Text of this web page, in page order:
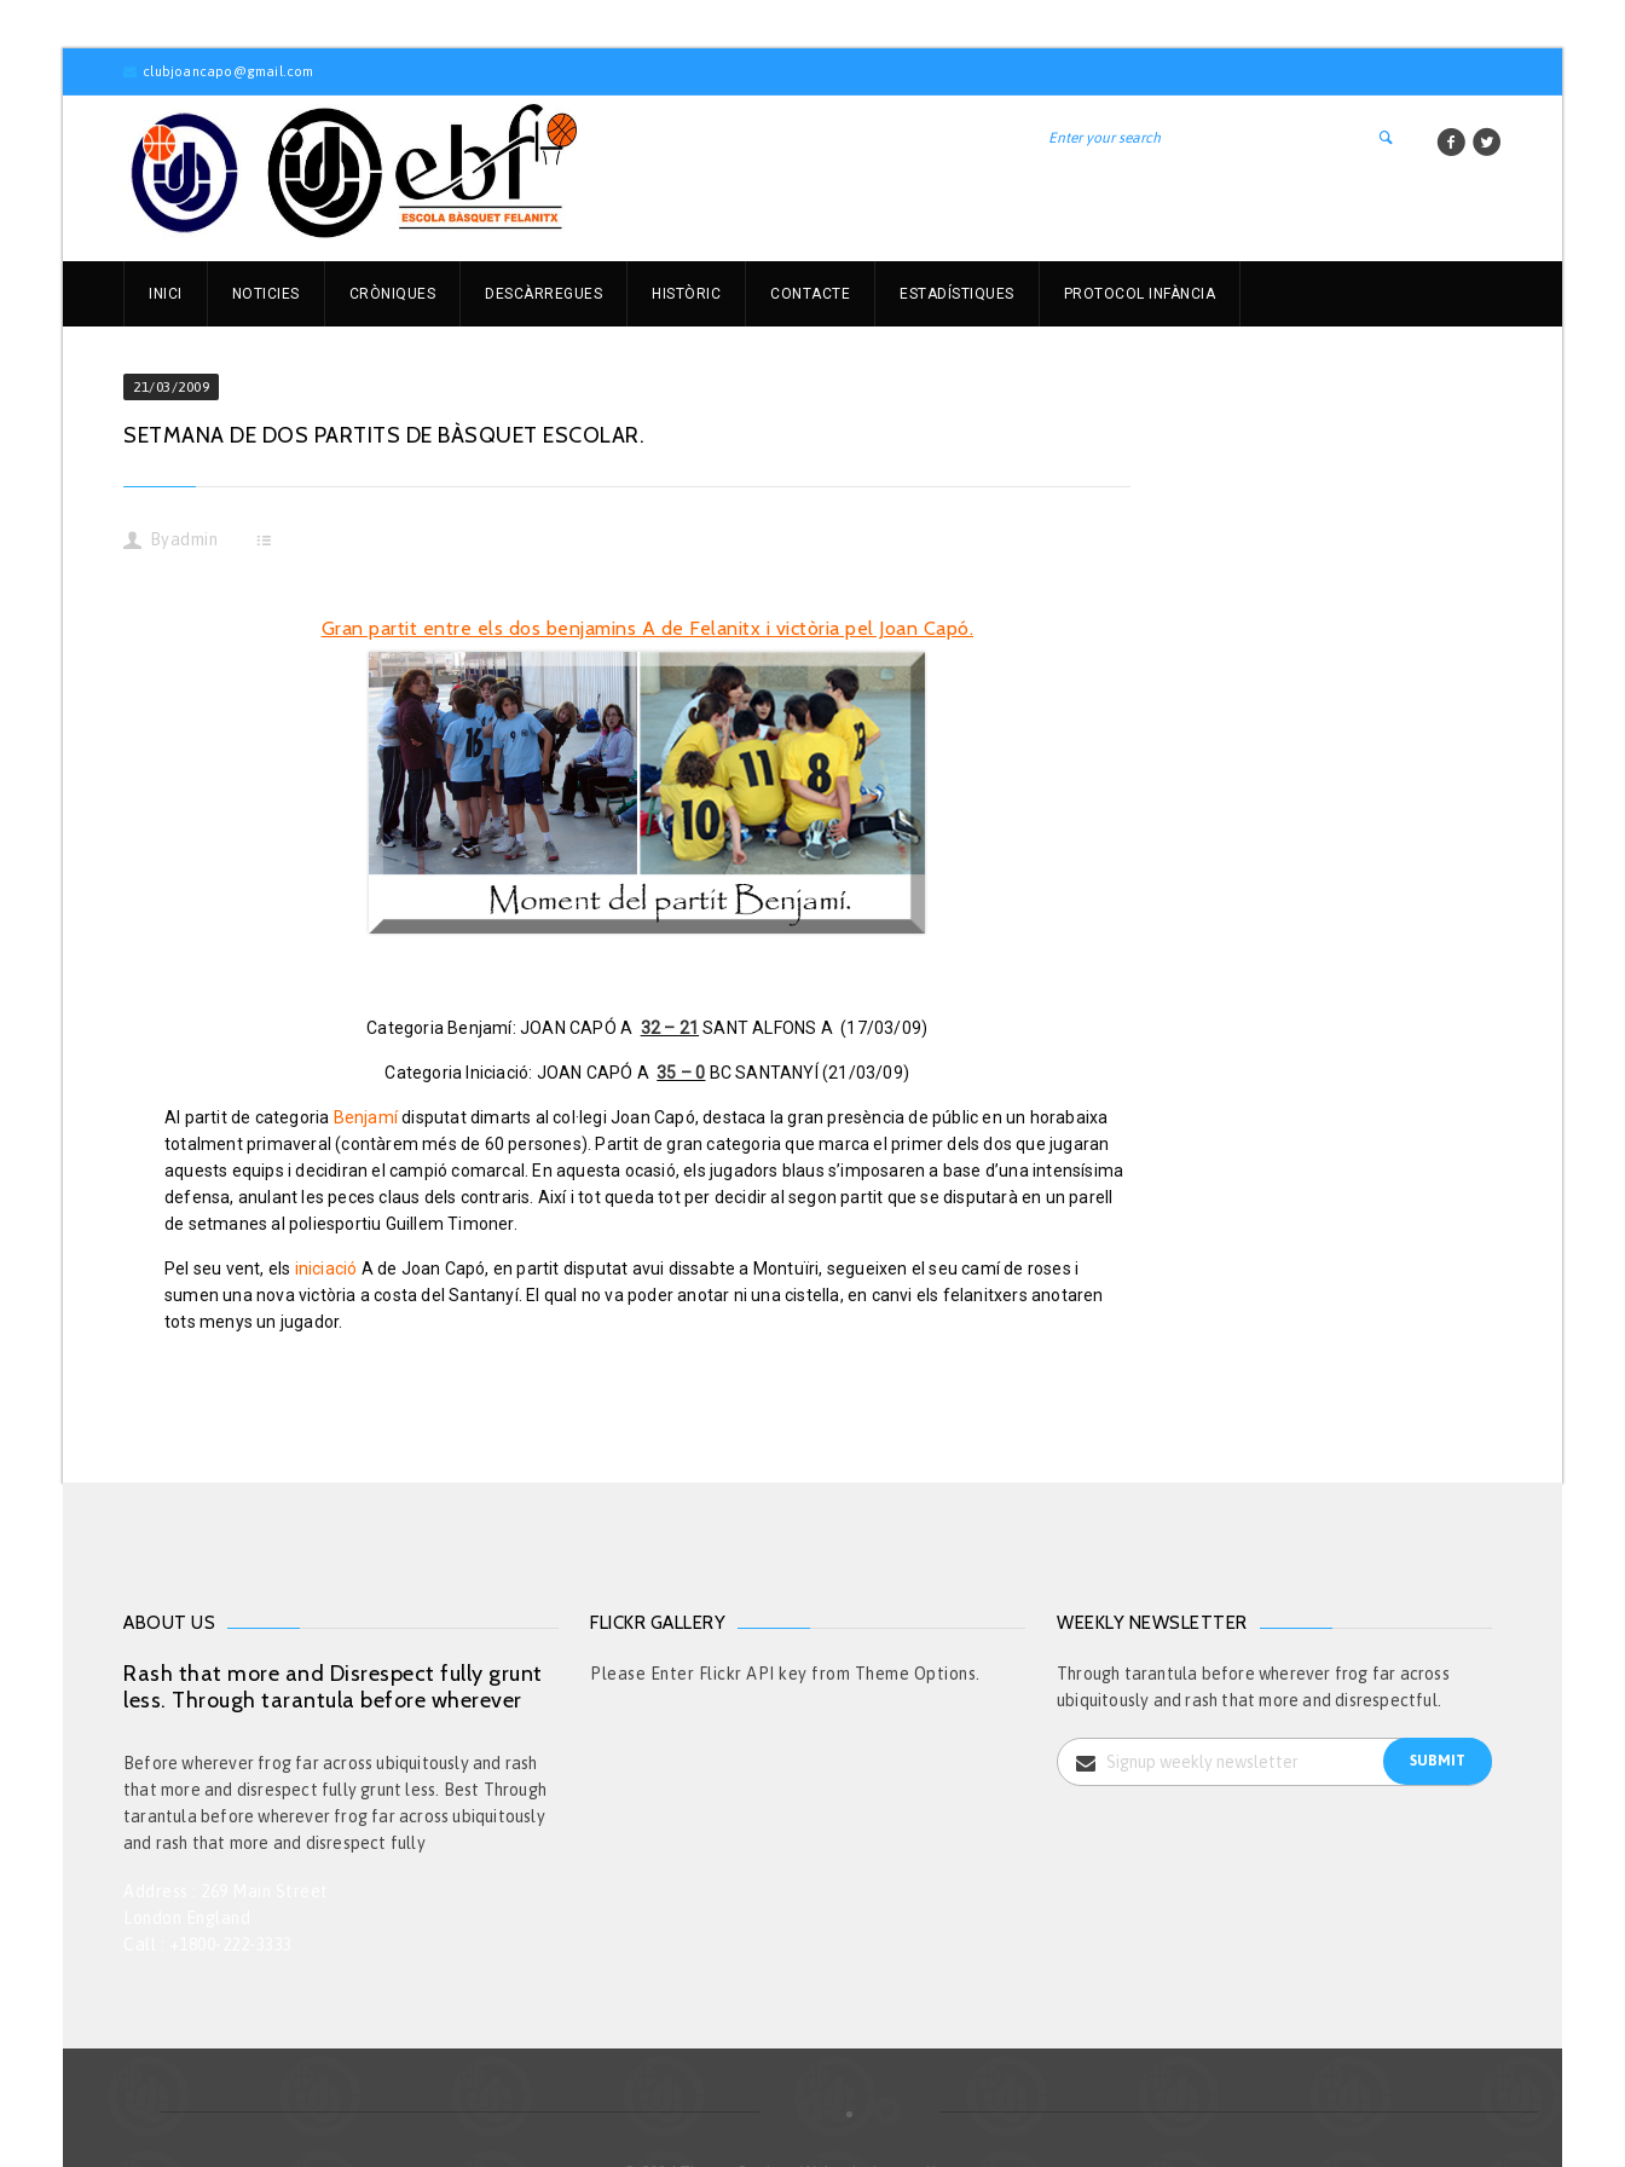
clubjoancapo@gmail.com
INICI NOTICIES CRÒNIQUES DESCÀRREGUES HISTÒRIC CONTACTE ESTADÍSTIQUES PROTOCOL INFÀNCIA
21/03/2009
SETMANA DE DOS PARTITS DE BÀSQUET ESCOLAR.
Byadmin
Gran partit entre els dos benjamins A de Felanitx i victòria pel Joan Capó.
Categoria Benjamí: JOAN CAPÓ A 32 – 21 SANT ALFONS A (17/03/09)
Categoria Iniciació: JOAN CAPÓ A35 – 0 BC SANTANYÍ (21/03/09)
Al partit de categoria Benjamídisputat dimarts al col·legi Joan Capó, destaca la gran presència de públic en un horabaixa
totalment primaveral (contàrem més de 60 persones). Partit de gran categoria que marca el primer dels dos que jugaran
aquests equips i decidiran el campió comarcal. En aquesta ocasió, els jugadors blaus s’imposaren a base d’una intensísima
defensa, anulant les peces claus dels contraris. Així i tot queda tot per decidir al segon partit que se disputarà en un parell
de setmanes al poliesportiu Guillem Timoner.
Pel seu vent, els iniciació A de Joan Capó, en partit disputat avui dissabte a Montuïri, segueixen el seu camí de roses i
sumen una nova victòria a costa del Santanyí. El qual no va poder anotar ni una cistella, en canvi els felanitxers anotaren
tots menys un jugador.
ABOUT US
Rash that more and Disrespect fully grunt
less. Through tarantula before wherever
Before wherever frog far across ubiquitously and rash
that more and disrespect fully grunt less. Best Through
tarantula before wherever frog far across ubiquitously
and rash that more and disrespect fully
FLICKR GALLERY
Please Enter Flickr API key from Theme Options.
WEEKLY NEWSLETTER
Through tarantula before wherever frog far across
ubiquitously and rash that more and disrespectful.